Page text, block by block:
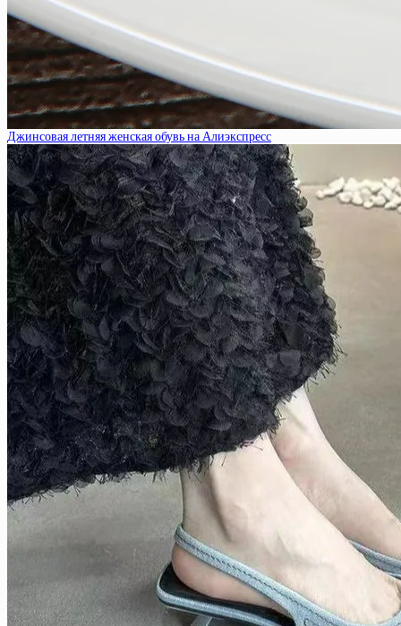
Джинсовая летняя женская обувь на Алиэкспресс